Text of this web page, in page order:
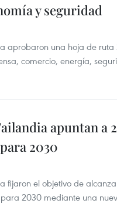
y seguridad
aprobaron una hoja de
comercio, energía,
apuntan a
2030
fijaron el objetivo de
2030 mediante una